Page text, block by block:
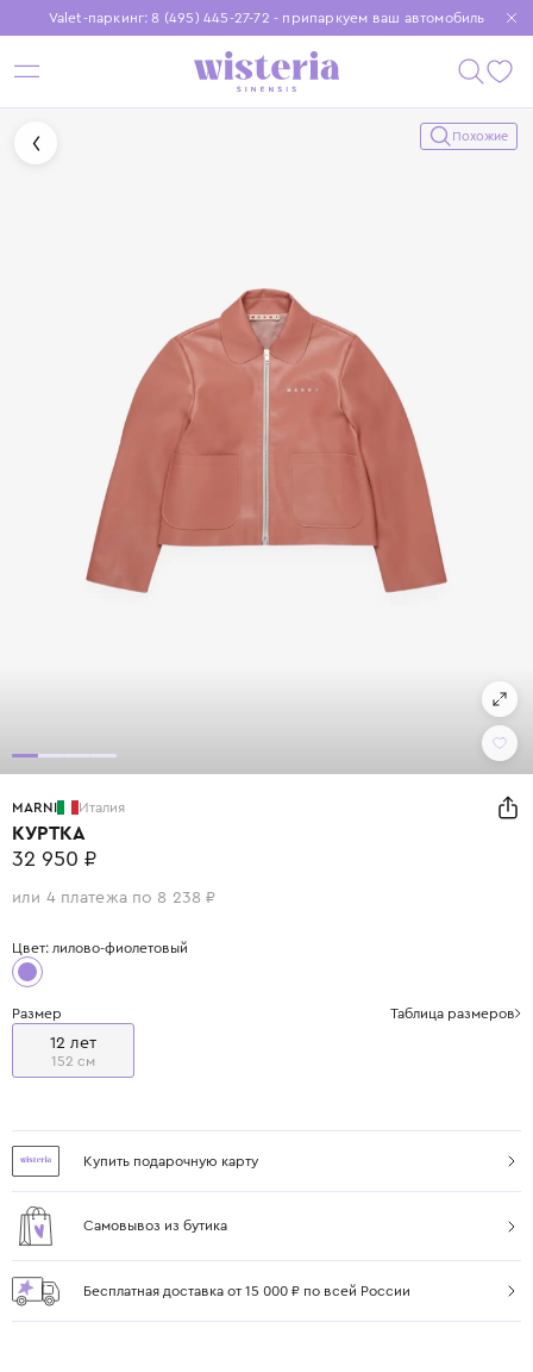
Valet-паркинг: 8 (495) 445-27-72 - припаркуем ваш автомобиль
Бесплатная доставка при заказе от 15 000 ₽
Установите приложение, чтобы покупки были еще удобнее
Похожие
MARNI Италия
КУРТКА
32 950 ₽
или 4 платежа по 8 238 ₽
Цвет: лилово-фиолетовый
Размер Таблица размеров
12 лет
152 см
Купить подарочную карту
Самовывоз из бутика
Бесплатная доставка от 15 000 ₽ по всей России